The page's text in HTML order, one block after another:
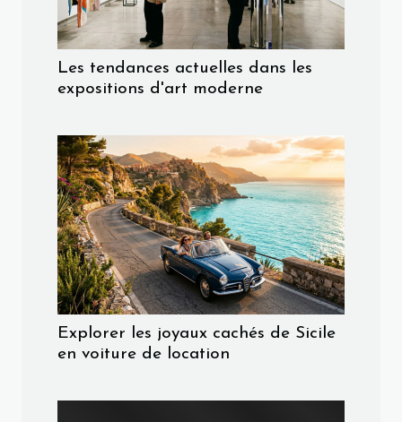
Les tendances actuelles dans les
expositions d'art moderne
Explorer les joyaux cachés de Sicile
en voiture de location